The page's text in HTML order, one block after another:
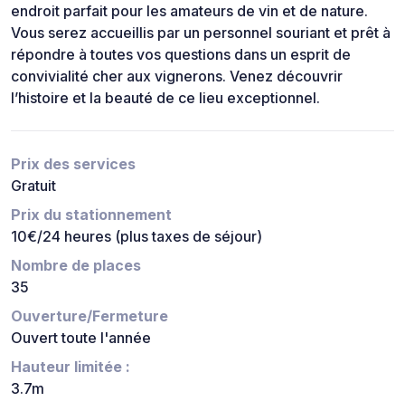
endroit parfait pour les amateurs de vin et de nature.
Vous serez accueillis par un personnel souriant et prêt à
répondre à toutes vos questions dans un esprit de
convivialité cher aux vignerons. Venez découvrir
l’histoire et la beauté de ce lieu exceptionnel.
Prix des services
Gratuit
Prix du stationnement
10€/24 heures (plus taxes de séjour)
Nombre de places
35
Ouverture/Fermeture
Ouvert toute l'année
Hauteur limitée :
3.7m